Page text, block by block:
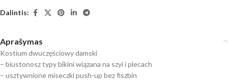
Dalintis:
Aprašymas
Kostium dwuczęściowy damski
– biustonosz typy bikini wiązana na szyi i plecach
– usztywnione miseczki push-up bez fiszbin